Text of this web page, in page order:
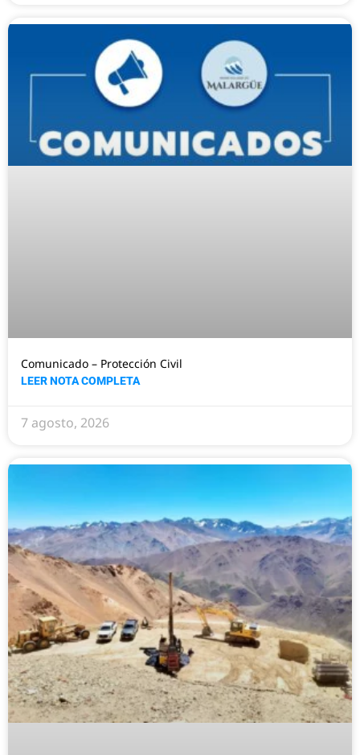
Comunicado – Protección Civil
LEER NOTA COMPLETA
7 agosto, 2026